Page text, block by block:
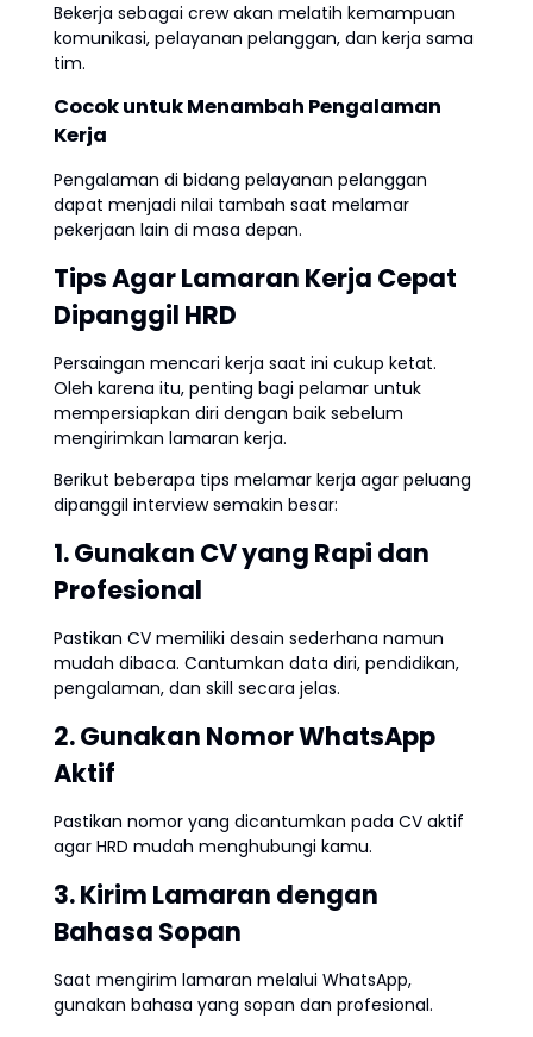
Bekerja sebagai crew akan melatih kemampuan
komunikasi, pelayanan pelanggan, dan kerja sama
tim.
Cocok untuk Menambah Pengalaman
Kerja
Pengalaman di bidang pelayanan pelanggan
dapat menjadi nilai tambah saat melamar
pekerjaan lain di masa depan.
Tips Agar Lamaran Kerja Cepat
Dipanggil HRD
Persaingan mencari kerja saat ini cukup ketat.
Oleh karena itu, penting bagi pelamar untuk
mempersiapkan diri dengan baik sebelum
mengirimkan lamaran kerja.
Berikut beberapa tips melamar kerja agar peluang
dipanggil interview semakin besar:
1. Gunakan CV yang Rapi dan
Profesional
Pastikan CV memiliki desain sederhana namun
mudah dibaca. Cantumkan data diri, pendidikan,
pengalaman, dan skill secara jelas.
2. Gunakan Nomor WhatsApp
Aktif
Pastikan nomor yang dicantumkan pada CV aktif
agar HRD mudah menghubungi kamu.
3. Kirim Lamaran dengan
Bahasa Sopan
Saat mengirim lamaran melalui WhatsApp,
gunakan bahasa yang sopan dan profesional.